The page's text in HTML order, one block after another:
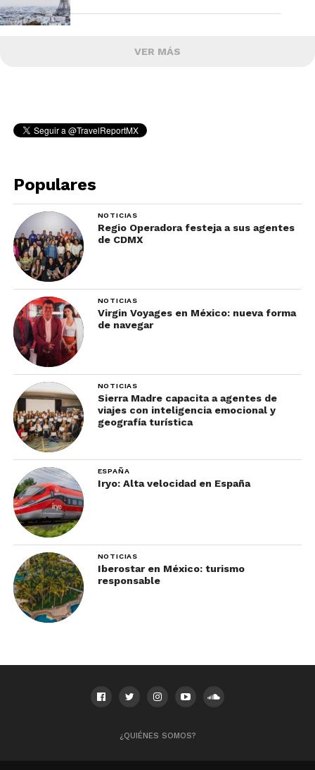
VER MÁS
Populares
NOTICIAS
Regio Operadora festeja a sus agentes
de CDMX
NOTICIAS
Virgin Voyages en México: nueva forma
de navegar
NOTICIAS
Sierra Madre capacita a agentes de
viajes con inteligencia emocional y
geografía turística
ESPAÑA
Iryo: Alta velocidad en España
NOTICIAS
Iberostar en México: turismo
responsable
¿QUIÉNES SOMOS?